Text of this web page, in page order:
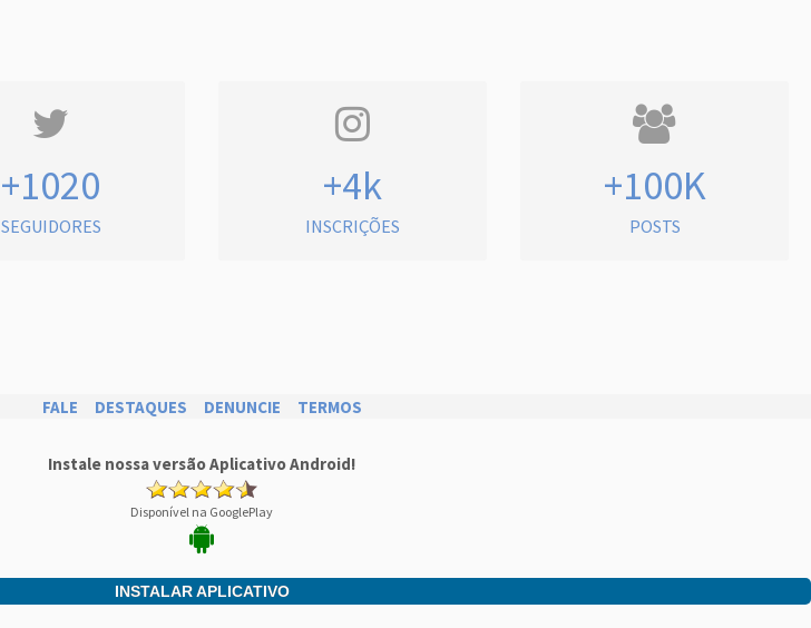
+1020
SEGUIDORES
+4k
INSCRIÇÕES
+100K
POSTS
FALE DESTAQUES DENUNCIE TERMOS
Instale nossa versão Aplicativo Android!
Disponível na GooglePlay
INSTALAR APLICATIVO